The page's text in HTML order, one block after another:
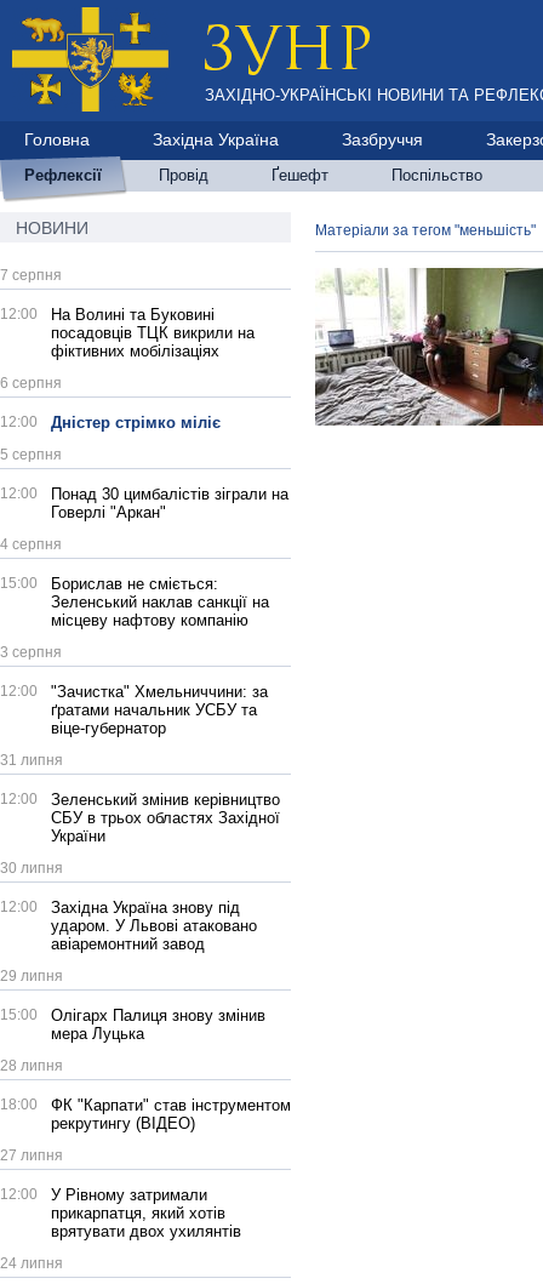
ЗАХІДНО-УКРАЇНСЬКІ НОВИНИ ТА
Головна Західна Україна Зазбруччя
Рефлексії Провід Ґешефт Поспільство
НОВИНИ
7 серпня
12:00
На Волині та Буковині
посадовців ТЦК викрили на
фіктивних мобілізаціях
6 серпня
12:00 Дністер стрімко міліє
5 серпня
12:00
Понад 30 цимбалістів зіграли на
Говерлі "Аркан"
4 серпня
15:00
Борислав не сміється:
Зеленський наклав санкції на
місцеву нафтову компанію
3 серпня
12:00
"Зачистка" Хмельниччини: за
ґратами начальник УСБУ та
віце-губернатор
31 липня
12:00
Зеленський змінив керівництво
СБУ в трьох областях Західної
України
30 липня
12:00
Західна Україна знову під
ударом. У Львові атаковано
авіаремонтний завод
29 липня
15:00
Олігарх Палиця знову змінив
мера Луцька
28 липня
18:00
ФК "Карпати" став інструментом
рекрутингу (ВІДЕО)
27 липня
12:00
У Рівному затримали
прикарпатця, який хотів
врятувати двох ухилянтів
24 липня
Матеріали за тегом "меньшість"